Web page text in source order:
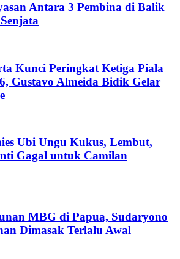
Antara 3 Pembina di Balik
Kunci Peringkat Ketiga Piala
Gustavo Almeida Bidik Gelar
Ubi Ungu Kukus, Lembut,
Gagal untuk Camilan
MBG di Papua, Sudaryono
Dimasak Terlalu Awal